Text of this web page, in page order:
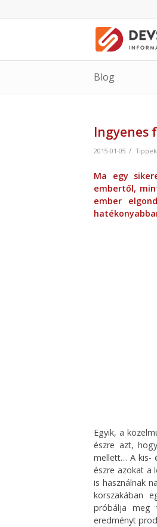
Blog
Ingyenes
2015-01-05 /
Ma egy
embertől,
ember
Egyik, a
észre azt,
mellett… A kis-
észre azokat a
is használnak
korszakában
próbálja meg
eredményt